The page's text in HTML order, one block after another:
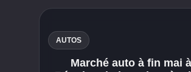
AUTOS
Marché auto à fin mai